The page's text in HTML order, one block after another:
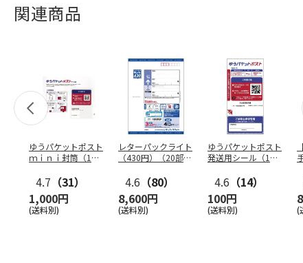
関連商品
ゆうパケットポスト
ｍｉｎｉ封筒（1個
4.7 （31）
1,000円
(送料別)
レターパックライト
（430円）（20部セ
4.6 （80）
8,600円
(送料別)
ゆうパケットポスト
発送用シール（1個
4.6 （14）
100円
(送料別) (